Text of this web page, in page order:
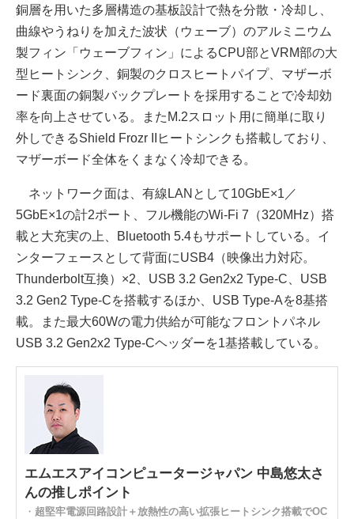
銅層を用いた多層構造の基板設計で熱を分散・冷却し、
曲線やうねりを加えた波状（ウェーブ）のアルミニウム
製フィン「ウェーブフィン」によるCPU部とVRM部の大
型ヒートシンク、銅製のクロスヒートパイプ、マザーボ
ード裏面の銅製バックプレートを採用することで冷却効
率を向上させている。またM.2スロット用に簡単に取り
外しできるShield Frozr IIヒートシンクも搭載しており、
マザーボード全体をくまなく冷却できる。
ネットワーク面は、有線LANとして10GbE×1／
5GbE×1の計2ポート、フル機能のWi-Fi 7（320MHz）搭
載と大充実の上、Bluetooth 5.4もサポートしている。イ
ンターフェースとして背面にUSB4（映像出力対応。
Thunderbolt互換）×2、USB 3.2 Gen2x2 Type-C、USB
3.2 Gen2 Type-Cを搭載するほか、USB Type-Aを8基搭
載。また最大60Wの電力供給が可能なフロントパネル
USB 3.2 Gen2x2 Type-Cヘッダーを1基搭載している。
エムエスアイコンピュータージャパン 中島悠太さ
んの推しポイント
・ 超堅牢電源回路設計＋放熱性の高い拡張ヒートシンク搭載でOC